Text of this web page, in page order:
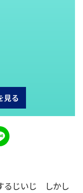
見る
るじいじ しかし